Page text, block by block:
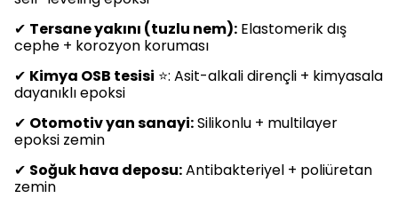
✔ Tersane yakını (tuzlu nem): Elastomerik dış
cephe + korozyon koruması
✔ Kimya OSB tesisi ⭐: Asit-alkali dirençli + kimyasala
dayanıklı epoksi
✔ Otomotiv yan sanayi:Silikonlu + multilayer
epoksi zemin
✔ Soğuk hava deposu:Antibakteriyel + poliüretan
zemin